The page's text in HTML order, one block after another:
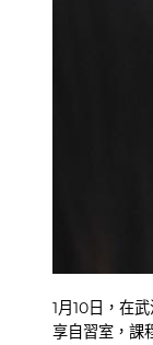
1月10日，在
享自習室，課